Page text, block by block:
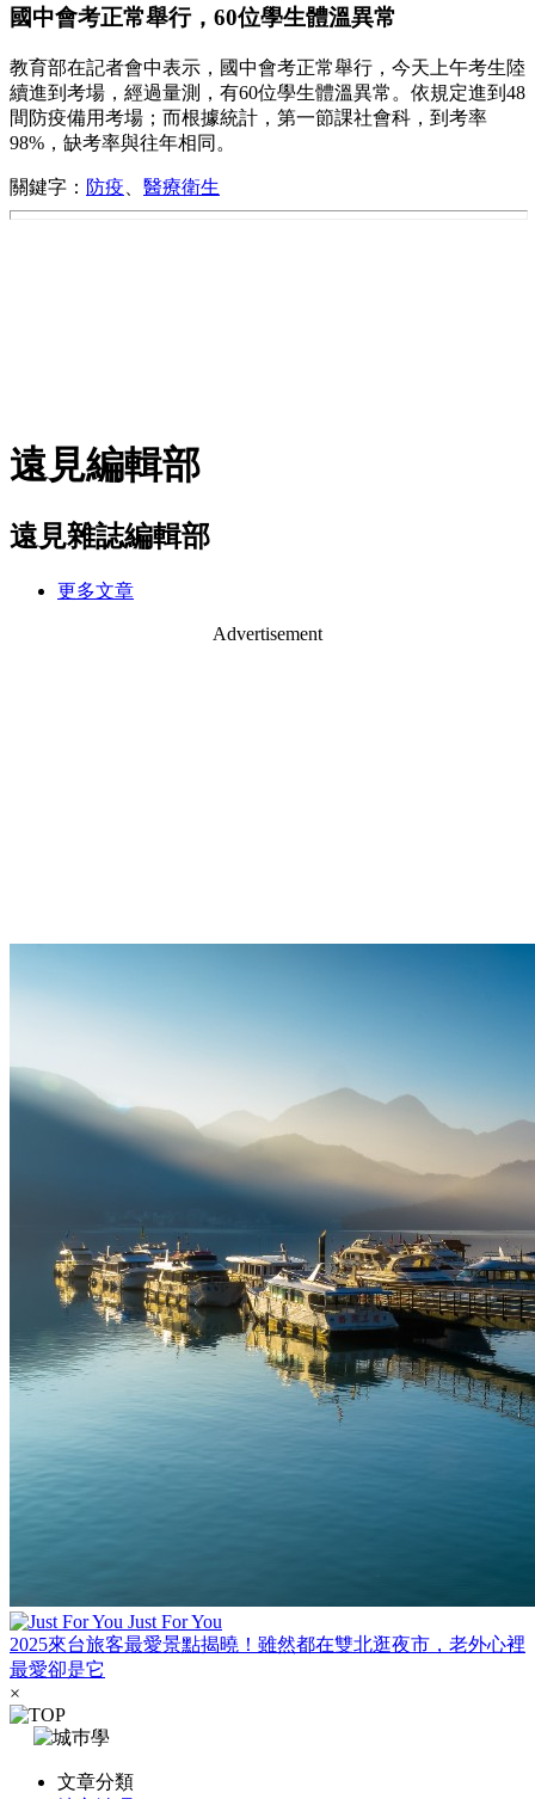
國中會考正常舉行，60位學生體溫異常
教育部在記者會中表示，國中會考正常舉行，今天上午考生陸
續進到考場，經過量測，有60位學生體溫異常。依規定進到48
間防疫備用考場；而根據統計，第一節課社會科，到考率
98%，缺考率與往年相同。
關鍵字： 防疫 醫療衛生
遠見編輯部
遠見雜誌編輯部
更多文章
Advertisement
Just For You
2025來台旅客最愛景點揭曉！雖然都在雙北逛夜市，老外心裡
最愛卻是它
×
文章分類